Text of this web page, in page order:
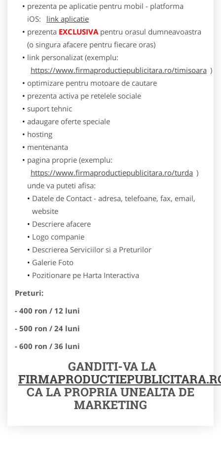
prezenta pe aplicatie pentru mobil - platforma
iOS:
link aplicatie
prezenta EXCLUSIVApentru orasul dumneavoastra
(o singura afacere pentru fiecare oras)
link personalizat (exemplu:
https://www.firmaproductiepublicitara.ro/timisoara )
optimizare pentru motoare de cautare
prezenta activa pe retelele sociale
suport tehnic
adaugare oferte speciale
hosting
mentenanta
pagina proprie (exemplu:
https://www.firmaproductiepublicitara.ro/turda )
unde va puteti afisa:
Datele de Contact - adresa, telefoane, fax, email,
website
Descriere afacere
Logo companie
Descrierea Serviciilor si a Preturilor
Galerie Foto
Pozitionare pe Harta Interactiva
Preturi:
- 400 ron / 12 luni
- 500 ron / 24 luni
- 600 ron / 36 luni
GANDITI-VA LA
CA LA PROPRIA UNEALTA DE
MARKETING